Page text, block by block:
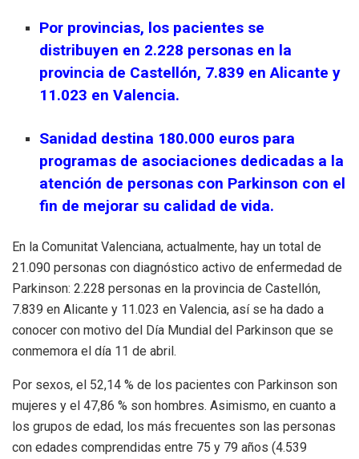
Por provincias, los pacientes se
distribuyen en 2.228 personas en la
provincia de Castellón, 7.839 en Alicante y
11.023 en Valencia.
Sanidad destina 180.000 euros para
programas de asociaciones dedicadas a la
atención de personas con Parkinson con el
fin de mejorar su calidad de vida.
En la Comunitat Valenciana, actualmente, hay un total de
21.090 personas con diagnóstico activo de enfermedad de
Parkinson: 2.228 personas en la provincia de Castellón,
7.839 en Alicante y 11.023 en Valencia, así se ha dado a
conocer con motivo del Día Mundial del Parkinson que se
conmemora el día 11 de abril.
Por sexos, el 52,14 % de los pacientes con Parkinson son
mujeres y el 47,86 % son hombres. Asimismo, en cuanto a
los grupos de edad, los más frecuentes son las personas
con edades comprendidas entre 75 y 79 años (4.539